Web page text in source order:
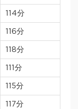
114分
116分
118分
111分
115分
117分